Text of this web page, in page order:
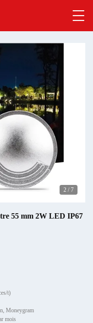
2 / 7
55 mm 2W LED IP67
t)
Moneygram
mois